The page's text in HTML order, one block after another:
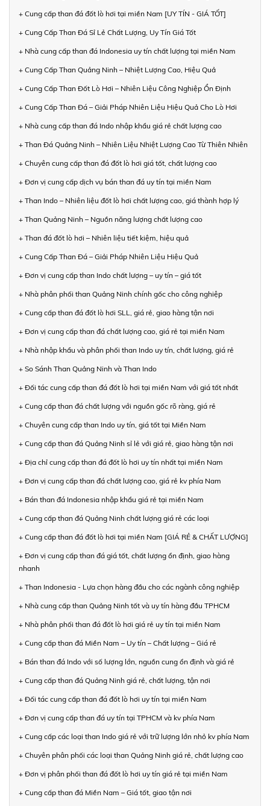
+ Cung cấp than đá đốt lò hơi tại miền Nam [UY TÍN - GIÁ TỐT]
+ Cung Cấp Than Đá Sỉ Lẻ Chất Lượng, Uy Tín Giá Tốt
+ Nhà cung cấp than đá Indonesia uy tín chất lượng tại miền Nam
+ Cung Cấp Than Quảng Ninh – Nhiệt Lượng Cao, Hiệu Quả
+ Cung Cấp Than Đốt Lò Hơi – Nhiên Liệu Công Nghiệp Ổn Định
+ Cung Cấp Than Đá – Giải Pháp Nhiên Liệu Hiệu Quả Cho Lò Hơi
+ Nhà cung cấp than đá Indo nhập khẩu giá rẻ chất lượng cao
+ Than Đá Quảng Ninh – Nhiên Liệu Nhiệt Lượng Cao Từ Thiên Nhiên
+ Chuyên cung cấp than đá đốt lò hơi giá tốt, chất lượng cao
+ Đơn vị cung cấp dịch vụ bán than đá uy tín tại miền Nam
+ Than Indo – Nhiên liệu đốt lò hơi chất lượng cao, giá thành hợp lý
+ Than Quảng Ninh – Nguồn năng lượng chất lượng cao
+ Than đá đốt lò hơi – Nhiên liệu tiết kiệm, hiệu quả
+ Cung Cấp Than Đá – Giải Pháp Nhiên Liệu Hiệu Quả
+ Đơn vị cung cấp than Indo chất lượng – uy tín – giá tốt
+ Nhà phân phối than Quảng Ninh chính gốc cho công nghiệp
+ Cung cấp than đá đốt lò hơi SLL, giá rẻ, giao hàng tận nơi
+ Đơn vị cung cấp than đá chất lượng cao, giá rẻ tại miền Nam
+ Nhà nhập khẩu và phân phối than Indo uy tín, chất lượng, giá rẻ
+ So Sánh Than Quảng Ninh và Than Indo
+ Đối tác cung cấp than đá đốt lò hơi tại miền Nam với giá tốt nhất
+ Cung cấp than đá chất lượng với nguồn gốc rõ ràng, giá rẻ
+ Chuyên cung cấp than Indo uy tín, giá tốt tại Miền Nam
+ Cung cấp than đá Quảng Ninh sỉ lẻ với giá rẻ, giao hàng tận nơi
+ Địa chỉ cung cấp than đá đốt lò hơi uy tín nhất tại miền Nam
+ Đơn vị cung cấp than đá chất lượng cao, giá rẻ kv phía Nam
+ Bán than đá Indonesia nhập khẩu giá rẻ tại miền Nam
+ Cung cấp than đá Quảng Ninh chất lượng giá rẻ các loại
+ Cung cấp than đá đốt lò hơi tại miền Nam [GIÁ RẺ & CHẤT LƯỢNG]
+ Đơn vị cung cấp than đá giá tốt, chất lượng ổn định, giao hàng
nhanh
+ Than Indonesia - Lựa chọn hàng đầu cho các ngành công nghiệp
+ Nhà cung cấp than Quảng Ninh tốt và uy tín hàng đầu TPHCM
+ Nhà phân phối than đá đốt lò hơi giá rẻ uy tín tại miền Nam
+ Cung cấp than đá Miền Nam – Uy tín – Chất lượng – Giá rẻ
+ Bán than đá Indo với số lượng lớn, nguồn cung ổn định và giá rẻ
+ Cung cấp than đá Quảng Ninh giá rẻ, chất lượng, tận nơi
+ Đối tác cung cấp than đá đốt lò hơi uy tín tại miền Nam
+ Đơn vị cung cấp than đá uy tín tại TPHCM và kv phía Nam
+ Cung cấp các loại than Indo giá rẻ với trữ lượng lớn nhỏ kv phía Nam
+ Chuyên phân phối các loại than Quảng Ninh giá rẻ, chất lượng cao
+ Đơn vị phân phối than đá đốt lò hơi uy tín giá rẻ tại miền Nam
+ Cung cấp than đá Miền Nam – Giá tốt, giao tận nơi